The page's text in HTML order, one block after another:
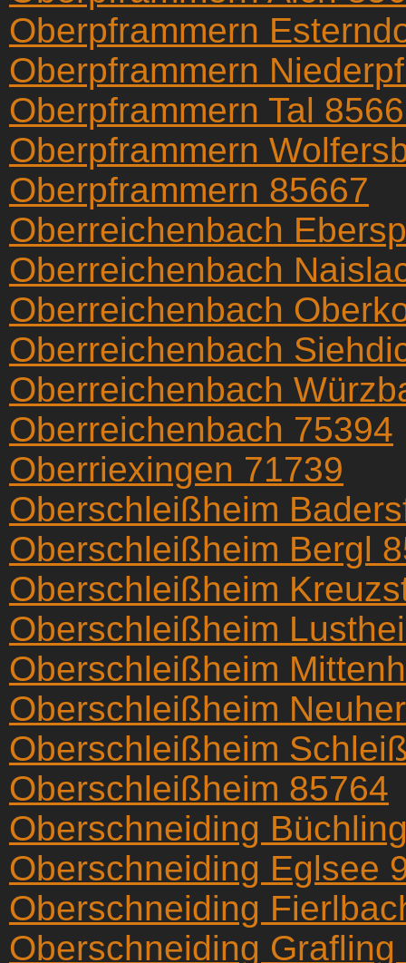
Oberpframmern
Oberpframmern
Oberpframmern Tal
Oberpframmern
Oberpframmern 85667
Oberreichenbach
Oberreichenbach
Oberreichenbach
Oberreichenbach
Oberreichenbach
Oberreichenbach 75394
Oberriexingen 71739
Oberschleißheim
Oberschleißheim Bergl
Oberschleißheim
Oberschleißheim
Oberschleißheim
Oberschleißheim
Oberschleißheim
Oberschleißheim 85764
Oberschneiding
Oberschneiding Eglsee
Oberschneiding
Oberschneiding Grafling